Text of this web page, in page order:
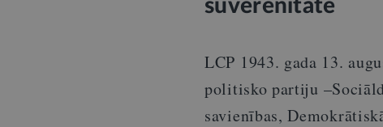
suverenitāte
LCP 1943. gada 13.
politisko partiju
savienības,